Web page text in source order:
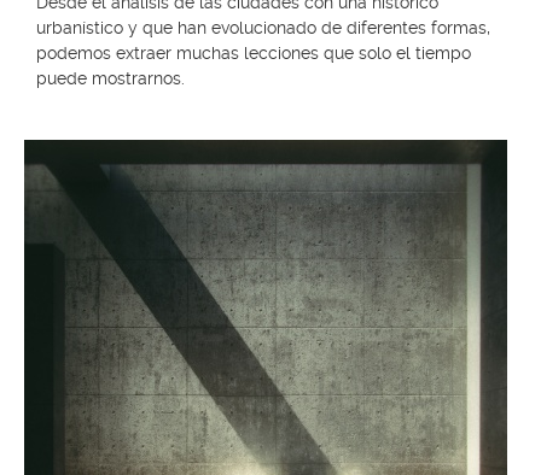
urbanístico y que han evolucionado de diferentes formas,
podemos extraer muchas lecciones que solo el tiempo
puede mostrarnos.